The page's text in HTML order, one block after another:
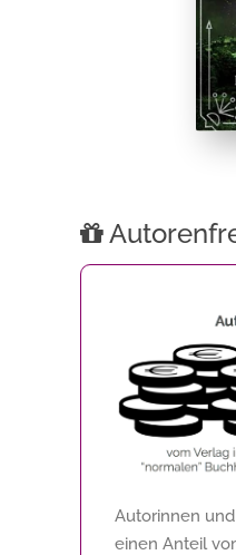
Autorinnen
einen Anteil